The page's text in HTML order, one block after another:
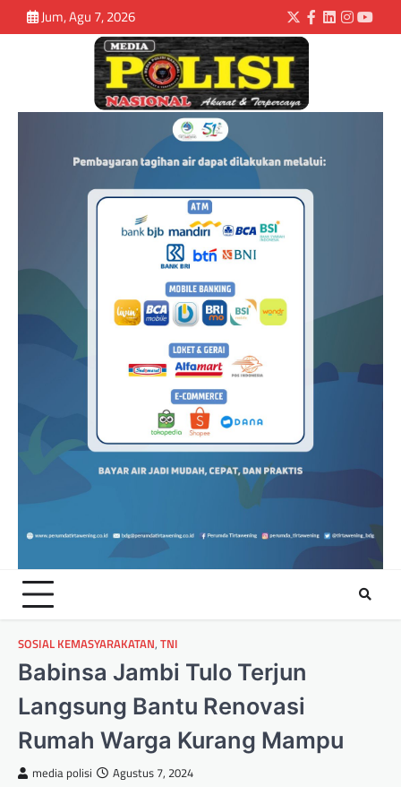
Jum, Agu 7, 2026
SOSIAL KEMASYARAKATAN, TNI
Babinsa Jambi Tulo Terjun
Langsung Bantu Renovasi
Rumah Warga Kurang Mampu
media polisi Agustus 7, 2024